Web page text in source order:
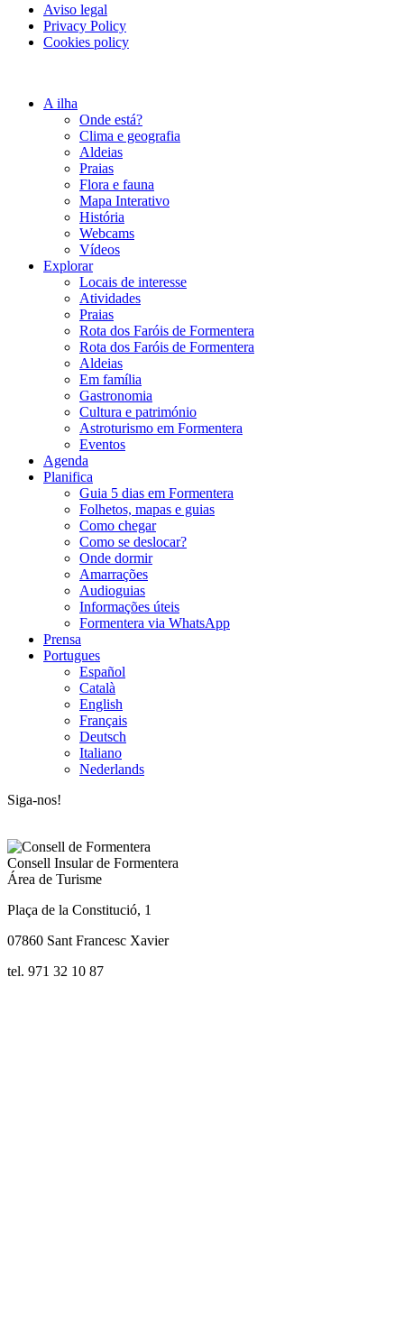
Aviso legal
Privacy Policy
Cookies policy
A ilha
Onde está?
Clima e geografia
Aldeias
Praias
Flora e fauna
Mapa Interativo
História
Webcams
Vídeos
Explorar
Locais de interesse
Atividades
Praias
Rota dos Faróis de Formentera
Rota dos Faróis de Formentera
Aldeias
Em família
Gastronomia
Cultura e património
Astroturismo em Formentera
Eventos
Agenda
Planifica
Guia 5 dias em Formentera
Folhetos, mapas e guias
Como chegar
Como se deslocar?
Onde dormir
Amarrações
Audioguias
Informações úteis
Formentera via WhatsApp
Prensa
Portugues
Español
Català
English
Français
Deutsch
Italiano
Nederlands
Siga-nos!
Consell Insular de Formentera
Área de Turisme
Plaça de la Constitució, 1
07860 Sant Francesc Xavier
tel. 971 32 10 87